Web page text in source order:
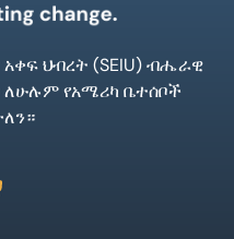
ህብረት (SEIU) ብሔራዊ
የአሜሪካ ቤተሰቦች